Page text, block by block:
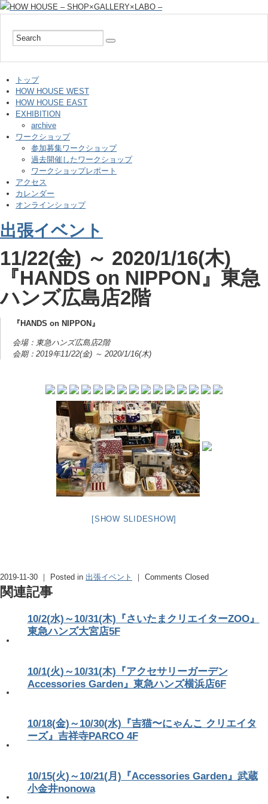
トップ
HOW HOUSE WEST
HOW HOUSE EAST
EXHIBITION
archive
ワークショップ
参加募集ワークショップ
過去開催したワークショップ
ワークショップレポート
アクセス
カレンダー
オンラインショップ
出張イベント
11/22(金) ～ 2020/1/16(木)
『HANDS on NIPPON』東急
ハンズ広島店2階
『HANDS on NIPPON』
会場：東急ハンズ広島店2階
会期：2019年11/22(金) ～ 2020/1/16(木)
[SHOW SLIDESHOW]
2019-11-30 ｜ Posted in 出張イベント ｜ Comments Closed
関連記事
10/2(水)～10/31(木)『さいたまクリエイターZOO』
東急ハンズ大宮店5F
10/1(火)～10/31(木)『アクセサリーガーデン
Accessories Garden』東急ハンズ横浜店6F
10/18(金)～10/30(水)『吉猫〜にゃんこ クリエイタ
ーズ』吉祥寺PARCO 4F
10/15(火)～10/21(月)『Accessories Garden』武蔵
小金井nonowa